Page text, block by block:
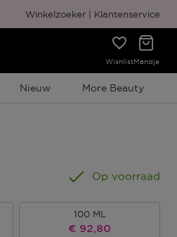
Winkelzoeker Klantenservice
WishlistMandje
Nieuw More Beauty
Op voorraad
100 ML
Kortingsprijs
€ 92,80